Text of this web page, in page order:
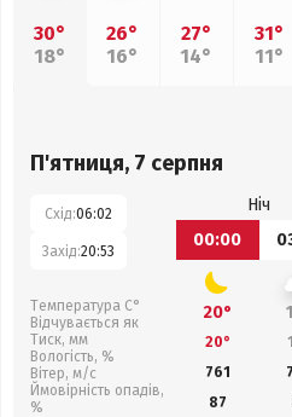
30°
18°
26°
16°
27°
14°
31°
11°
П'ятниця, 7 серпня
Схід:06:02
Захід:20:53
Температура С°
Відчувається як
Тиск, мм
Вологість, %
Вітер, м/с
Ймовірність опадів,
%
Ніч
00:00
20°
20°
761
87